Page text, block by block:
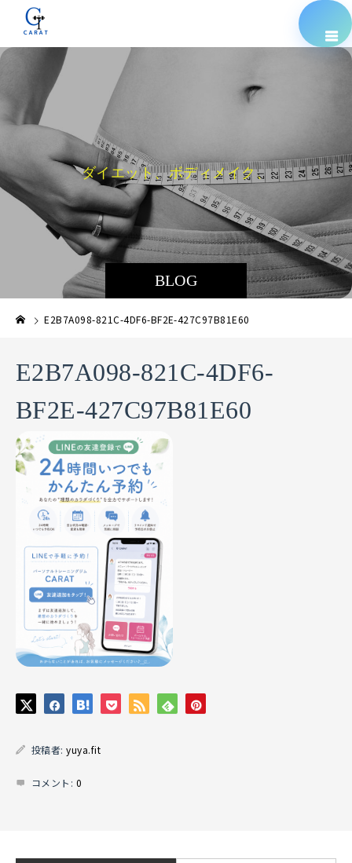
BLOG
ダイエッ ト、ボディメイク、栄養指導
E2B7A098-821C-4DF6-BF2E-427C97B81E60
E2B7A098-821C-4DF6-
BF2E-427C97B81E60
投稿者:yuya.fit
コメント: 0